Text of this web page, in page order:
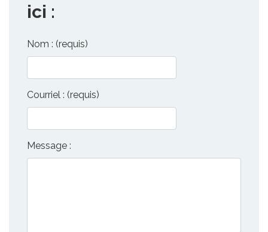
ici :
Nom : (requis)
Courriel : (requis)
Message :